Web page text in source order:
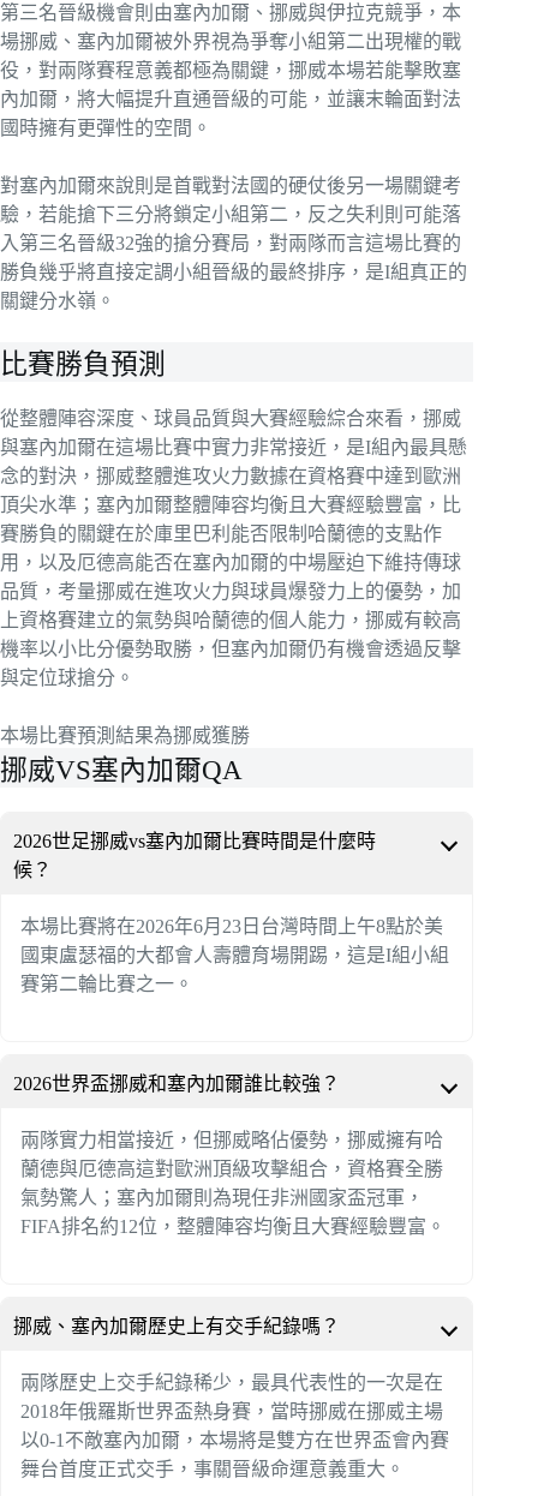
第三名晉級機會則由塞內加爾、挪威與伊拉克競爭，本
場挪威、塞內加爾被外界視為爭奪小組第二出現權的戰
役，對兩隊賽程意義都極為關鍵，挪威本場若能擊敗塞
內加爾，將大幅提升直通晉級的可能，並讓末輪面對法
國時擁有更彈性的空間。
對塞內加爾來說則是首戰對法國的硬仗後另一場關鍵考
驗，若能搶下三分將鎖定小組第二，反之失利則可能落
入第三名晉級32強的搶分賽局，對兩隊而言這場比賽的
勝負幾乎將直接定調小組晉級的最終排序，是I組真正的
關鍵分水嶺。
比賽勝負預測
從整體陣容深度、球員品質與大賽經驗綜合來看，挪威
與塞內加爾在這場比賽中實力非常接近，是I組內最具懸
念的對決，挪威整體進攻火力數據在資格賽中達到歐洲
頂尖水準；塞內加爾整體陣容均衡且大賽經驗豐富，比
賽勝負的關鍵在於庫里巴利能否限制哈蘭德的支點作
用，以及厄德高能否在塞內加爾的中場壓迫下維持傳球
品質，考量挪威在進攻火力與球員爆發力上的優勢，加
上資格賽建立的氣勢與哈蘭德的個人能力，挪威有較高
機率以小比分優勢取勝，但塞內加爾仍有機會透過反擊
與定位球搶分。
本場比賽預測結果為挪威獲勝
挪威VS塞內加爾QA
2026世足挪威vs塞內加爾比賽時間是什麼時
候？
本場比賽將在2026年6月23日台灣時間上午8點於美
國東盧瑟福的大都會人壽體育場開踢，這是I組小組
賽第二輪比賽之一。
2026世界盃挪威和塞內加爾誰比較強？
兩隊實力相當接近，但挪威略佔優勢，挪威擁有哈
蘭德與厄德高這對歐洲頂級攻擊組合，資格賽全勝
氣勢驚人；塞內加爾則為現任非洲國家盃冠軍，
FIFA排名約12位，整體陣容均衡且大賽經驗豐富。
挪威、塞內加爾歷史上有交手紀錄嗎？
兩隊歷史上交手紀錄稀少，最具代表性的一次是在
2018年俄羅斯世界盃熱身賽，當時挪威在挪威主場
以0-1不敵塞內加爾，本場將是雙方在世界盃會內賽
舞台首度正式交手，事關晉級命運意義重大。